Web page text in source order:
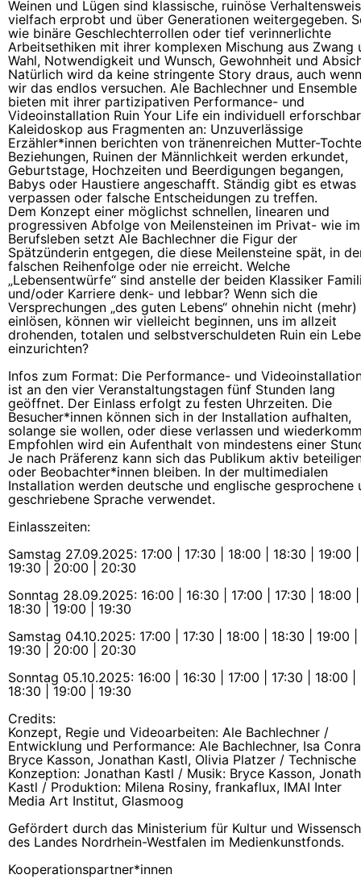
Weinen und Lügen sind klassische, ruinöse
vielfach erprobt und über Generationen weitergegeben.
wie binäre Geschlechterrollen oder tief verinnerlichte
Arbeitsethiken mit ihrer komplexen Mischung aus Zwang
Wahl, Notwendigkeit und Wunsch, Gewohnheit und
Natürlich wird da keine stringente Story draus, auch wenn
wir das endlos versuchen. Ale Bachlechner und Ensemble
bieten mit ihrer partizipativen Performance- und
Videoinstallation Ruin Your Life ein individuell
Kaleidoskop aus Fragmenten an: Unzuverlässige
Erzähler*innen berichten von tränenreichen Mutter-
Beziehungen, Ruinen der Männlichkeit werden erkundet,
Geburtstage, Hochzeiten und Beerdigungen begangen,
Babys oder Haustiere angeschafft. Ständig gibt es etwas
verpassen oder falsche Entscheidungen zu treffen.
Dem Konzept einer möglichst schnellen, linearen und
progressiven Abfolge von Meilensteinen im Privat- wie im
Berufsleben setzt Ale Bachlechner die Figur der
Spätzünderin entgegen, die diese Meilensteine spät, in
falschen Reihenfolge oder nie erreicht. Welche
„Lebensentwürfe“ sind anstelle der beiden Klassiker
und/oder Karriere denk- und lebbar? Wenn sich die
Versprechungen „des guten Lebens“ ohnehin nicht (mehr)
einlösen, können wir vielleicht beginnen, uns im allzeit
drohenden, totalen und selbstverschuldeten Ruin ein
einzurichten?
Infos zum Format: Die Performance- und
ist an den vier Veranstaltungstagen fünf Stunden lang
geöffnet. Der Einlass erfolgt zu festen Uhrzeiten. Die
Besucher*innen können sich in der Installation aufhalten,
solange sie wollen, oder diese verlassen und
Empfohlen wird ein Aufenthalt von mindestens einer
Je nach Präferenz kann sich das Publikum aktiv
oder Beobachter*innen bleiben. In der multimedialen
Installation werden deutsche und englische gesprochene
geschriebene Sprache verwendet.
Einlasszeiten:
Samstag 27.09.2025: 17:00 | 17:30 | 18:00 | 18:30 | 19:00 |
19:30 | 20:00 | 20:30
Sonntag 28.09.2025: 16:00 | 16:30 | 17:00 | 17:30 | 18:00 |
18:30 | 19:00 | 19:30
Samstag 04.10.2025: 17:00 | 17:30 | 18:00 | 18:30 | 19:00 |
19:30 | 20:00 | 20:30
Sonntag 05.10.2025: 16:00 | 16:30 | 17:00 | 17:30 | 18:00 |
18:30 | 19:00 | 19:30
Credits:
Konzept, Regie und Videoarbeiten: Ale Bachlechner /
Entwicklung und Performance: Ale Bachlechner, Isa
Bryce Kasson, Jonathan Kastl, Olivia Platzer / Technische
Konzeption: Jonathan Kastl / Musik: Bryce Kasson,
Kastl / Produktion: Milena Rosiny, frankaflux, IMAI Inter
Media Art Institut, Glasmoog
Gefördert durch das Ministerium für Kultur und
des Landes Nordrhein-Westfalen im Medienkunstfonds.
Kooperationspartner*innen